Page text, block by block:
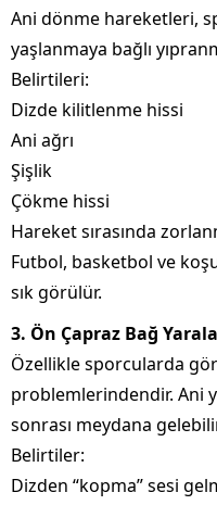
Ani dönme hareketleri,
yaşlanmaya bağlı
Belirtileri:
Dizde kilitlenme hissi
Ani ağrı
Şişlik
Çökme hissi
Hareket sırasında
Futbol, basketbol ve
sık görülür.
3. Ön Çapraz Bağ
Özellikle sporcularda
problemlerindendir. Ani
sonrası meydana
Belirtiler:
Dizden “kopma” sesi